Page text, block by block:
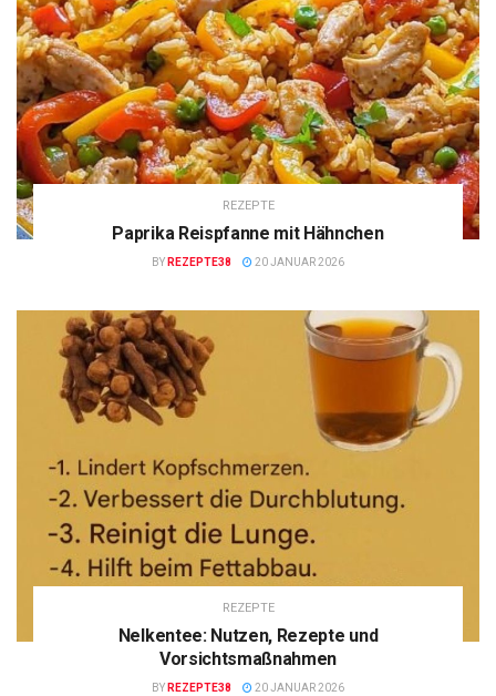
REZEPTE
Paprika Reispfanne mit Hähnchen
BY REZEPTE38 20 JANUAR 2026
REZEPTE
Nelkentee: Nutzen, Rezepte und
Vorsichtsmaßnahmen
BY REZEPTE38 20 JANUAR 2026